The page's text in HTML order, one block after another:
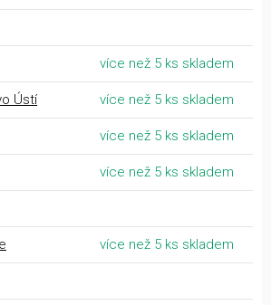
více než 5 ks skladem
Ústí více než 5 ks skladem
více než 5 ks skladem
více než 5 ks skladem
více než 5 ks skladem